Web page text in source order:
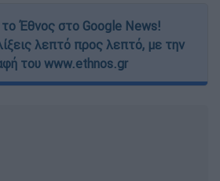
Έθνος στο Google News!
λεπτό προς λεπτό, με την
του www.ethnos.gr